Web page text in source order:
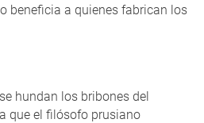
beneficia a quienes fabrican los
hundan los bribones del
que el filósofo prusiano